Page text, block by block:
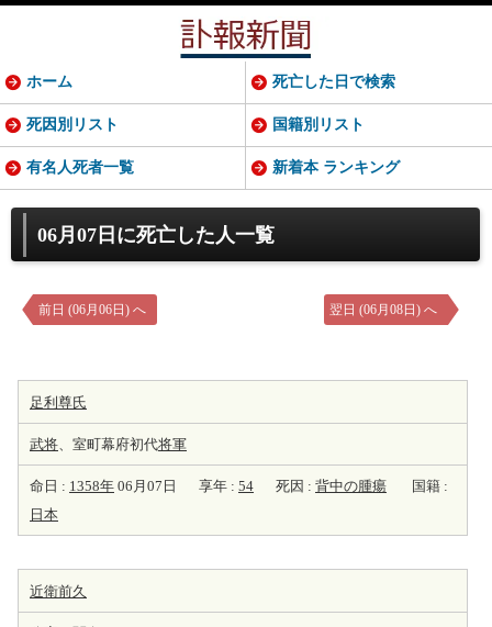
06月07日に死亡した人一覧
前日 (06月06日) へ 翌日 (06月08日) へ
足利尊氏
武将、室町幕府初代将軍
命日 : 1358年 06月07日 享年 : 54 死因 : 背中の腫瘍
国籍 :
日本
近衛前久
ホーム 死亡した日で検索
死因別リスト 国籍別リスト
有名人死者一覧 新着本 ランキング